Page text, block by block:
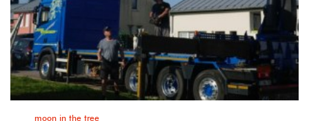
moon in the tree